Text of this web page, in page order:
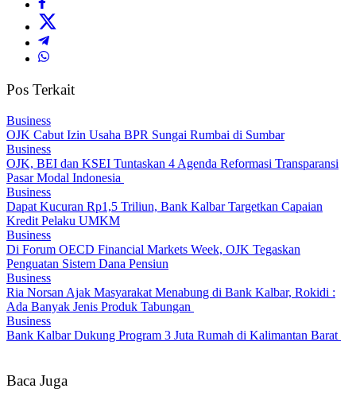
Pos Terkait
Business
OJK Cabut Izin Usaha BPR Sungai Rumbai di Sumbar
Business
OJK, BEI dan KSEI Tuntaskan 4 Agenda Reformasi Transparansi
Pasar Modal Indonesia
Business
Dapat Kucuran Rp1,5 Triliun, Bank Kalbar Targetkan Capaian
Kredit Pelaku UMKM
Business
Di Forum OECD Financial Markets Week, OJK Tegaskan
Penguatan Sistem Dana Pensiun
Business
Ria Norsan Ajak Masyarakat Menabung di Bank Kalbar, Rokidi :
Ada Banyak Jenis Produk Tabungan
Business
Bank Kalbar Dukung Program 3 Juta Rumah di Kalimantan Barat
Baca Juga